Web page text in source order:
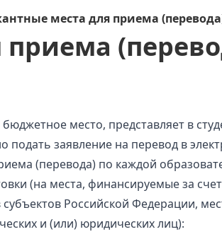
места для приема
место, представляет в
подать заявление на перевод в
(перевода) по каждой
(на места, финансируемые за
Российской Федерации,
и (или) юридических лиц):